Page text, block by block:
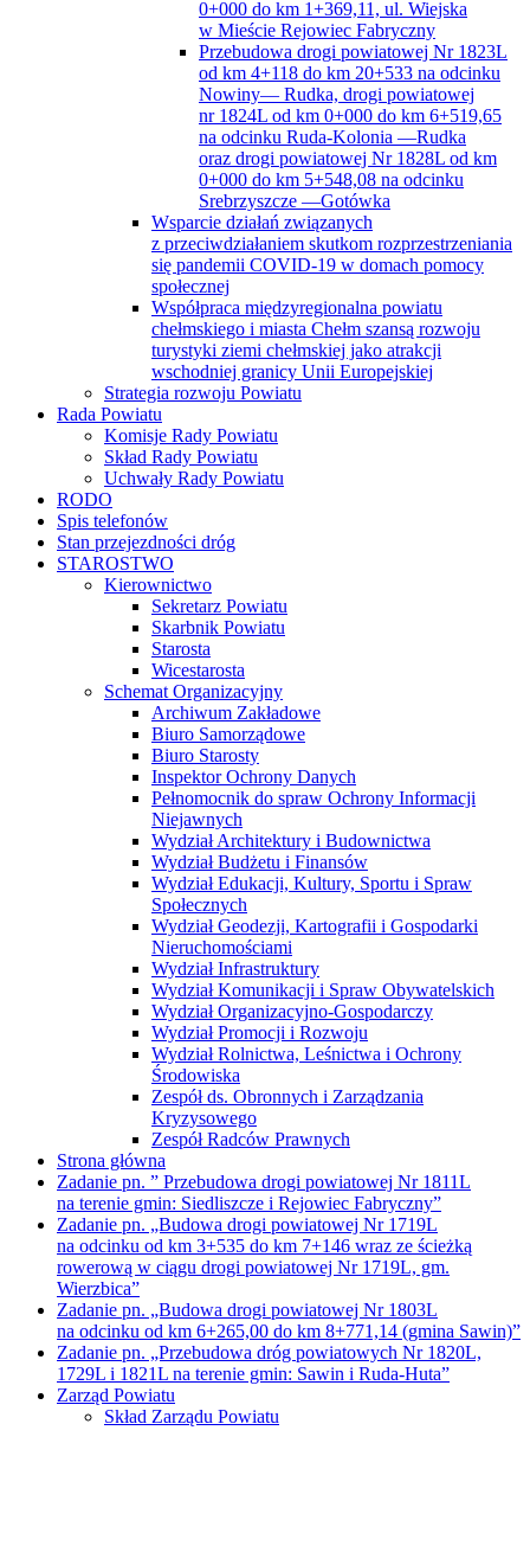
0+000 do km 1+369,11, ul. Wiejska
w Mieście Rejowiec Fabryczny
Przebudowa drogi powiatowej Nr 1823L
od km 4+118 do km 20+533 na odcinku
Nowiny— Rudka, drogi powiatowej
nr 1824L od km 0+000 do km 6+519,65
na odcinku Ruda-Kolonia —Rudka
oraz drogi powiatowej Nr 1828L od km
0+000 do km 5+548,08 na odcinku
Srebrzyszcze —Gotówka
Wsparcie działań związanych
z przeciwdziałaniem skutkom rozprzestrzeniania
się pandemii COVID-19 w domach pomocy
społecznej
Współpraca międzyregionalna powiatu
chełmskiego i miasta Chełm szansą rozwoju
turystyki ziemi chełmskiej jako atrakcji
wschodniej granicy Unii Europejskiej
Strategia rozwoju Powiatu
Rada Powiatu
Komisje Rady Powiatu
Skład Rady Powiatu
Uchwały Rady Powiatu
RODO
Spis telefonów
Stan przejezdności dróg
STAROSTWO
Kierownictwo
Sekretarz Powiatu
Skarbnik Powiatu
Starosta
Wicestarosta
Schemat Organizacyjny
Archiwum Zakładowe
Biuro Samorządowe
Biuro Starosty
Inspektor Ochrony Danych
Pełnomocnik do spraw Ochrony Informacji
Niejawnych
Wydział Architektury i Budownictwa
Wydział Budżetu i Finansów
Wydział Edukacji, Kultury, Sportu i Spraw
Społecznych
Wydział Geodezji, Kartografii i Gospodarki
Nieruchomościami
Wydział Infrastruktury
Wydział Komunikacji i Spraw Obywatelskich
Wydział Organizacyjno-Gospodarczy
Wydział Promocji i Rozwoju
Wydział Rolnictwa, Leśnictwa i Ochrony
Środowiska
Zespół ds. Obronnych i Zarządzania
Kryzysowego
Zespół Radców Prawnych
Strona główna
Zadanie pn. ” Przebudowa drogi powiatowej Nr 1811L
na terenie gmin: Siedliszcze i Rejowiec Fabryczny”
Zadanie pn. „Budowa drogi powiatowej Nr 1719L
na odcinku od km 3+535 do km 7+146 wraz ze ścieżką
rowerową w ciągu drogi powiatowej Nr 1719L, gm.
Wierzbica”
Zadanie pn. „Budowa drogi powiatowej Nr 1803L
na odcinku od km 6+265,00 do km 8+771,14 (gmina Sawin)”
Zadanie pn. „Przebudowa dróg powiatowych Nr 1820L,
1729L i 1821L na terenie gmin: Sawin i Ruda-Huta”
Zarząd Powiatu
Skład Zarządu Powiatu